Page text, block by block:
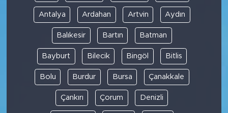
Antalya Ardahan Artvin Aydın
Balıkesir Bartın Batman
Bayburt Bilecik Bingöl Bitlis
Bolu Burdur Bursa Çanakkale
Çankırı Çorum Denizli